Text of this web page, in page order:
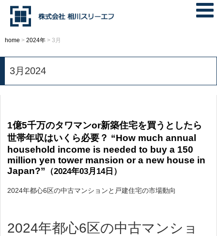
home > 2024年 > 3月
3月2024
1億5千万のタワマンor新築住宅を買うとしたら
世帯年収はいくら必要？ “How much annual
household income is needed to buy a 150
million yen tower mansion or a new house in
Japan?” （2024年03月14日）
2024年都心6区の中古マンションと戸建住宅の市場動向
2024年都心6区の中古マンショ